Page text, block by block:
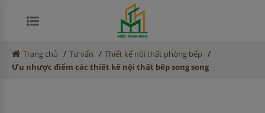
Trang chủ / Tư vấn / Thiết kế nội thất phòng bếp /
Ưu nhược điểm các thiết kế nội thất bếp song song